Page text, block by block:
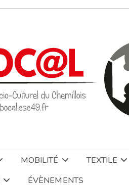
MOBILITÉ TEXTILE
ÉVÈNEMENTS